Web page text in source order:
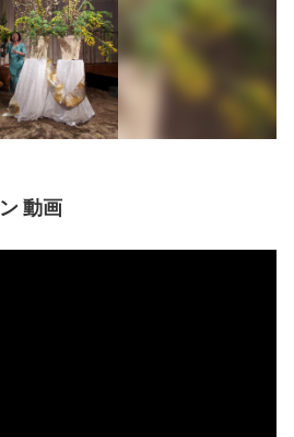
動画